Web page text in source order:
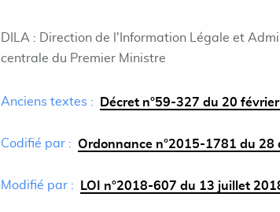
DILA : Direction de l'Information Légale et
centrale du Premier Ministre
Anciens textes : Décret n°59-327 du 20
Codifié par : Ordonnance n°2015-1781 du 28
Modifié par : LOI n°2018-607 du 13 juillet